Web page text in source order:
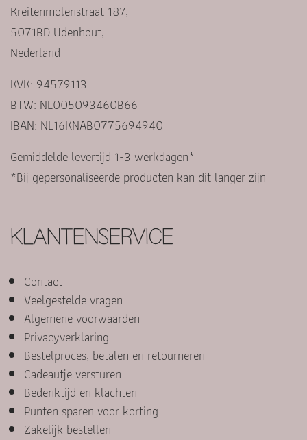
Kreitenmolenstraat 187,
5071BD Udenhout,
Nederland
KVK: 94579113
BTW: NL005093460B66
IBAN: NL16KNAB0775694940
Gemiddelde levertijd 1-3 werkdagen*
*Bij gepersonaliseerde producten kan dit langer zijn
KLANTENSERVICE
Contact
Veelgestelde vragen
Algemene voorwaarden
Privacyverklaring
Bestelproces, betalen en retourneren
Cadeautje versturen
Bedenktijd en klachten
Punten sparen voor korting
Zakelijk bestellen